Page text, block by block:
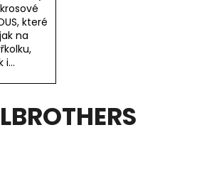
které
na
i...